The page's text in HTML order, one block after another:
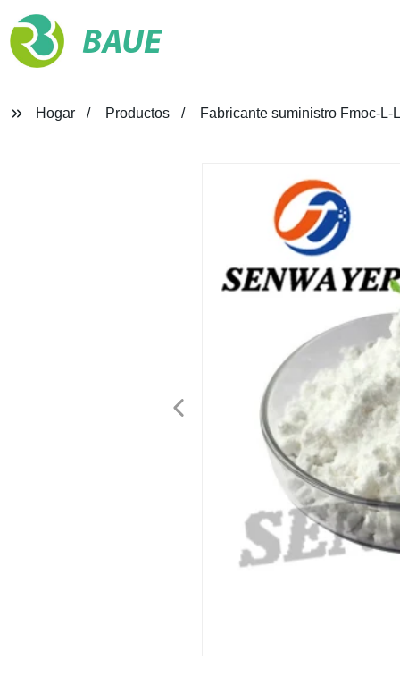
BAUE
Hogar Productos Fabricante suministro Fmoc-